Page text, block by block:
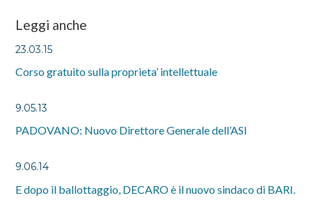
Leggi anche
23.03.15
Corso gratuito sulla proprieta’ intellettuale
9.05.13
PADOVANO: Nuovo Direttore Generale dell’ASI
9.06.14
E dopo il ballottaggio, DECARO è il nuovo sindaco di BARI.